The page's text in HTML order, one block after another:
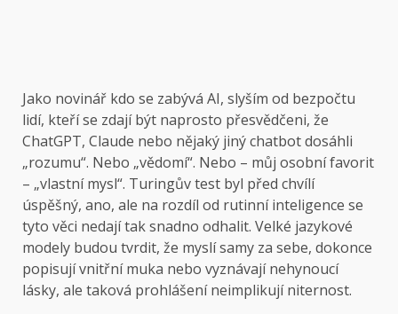
Jako novinář kdo se zabývá AI, slyším od bezpočtu
lidí, kteří se zdají být naprosto přesvědčeni, že
ChatGPT, Claude nebo nějaký jiný chatbot dosáhli
„rozumu“. Nebo „vědomí“. Nebo – můj osobní favorit
– „vlastní mysl“. Turingův test byl před chvílí
úspěšný, ano, ale na rozdíl od rutinní inteligence se
tyto věci nedají tak snadno odhalit. Velké jazykové
modely budou tvrdit, že myslí samy za sebe, dokonce
popisují vnitřní muka nebo vyznávají nehynoucí
lásky, ale taková prohlášení neimplikují niternost.